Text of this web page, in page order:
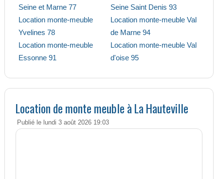
Seine et Marne 77
Location monte-meuble
Yvelines 78
Location monte-meuble
Essonne 91
Seine Saint Denis 93
Location monte-meuble Val
de Marne 94
Location monte-meuble Val
d'oise 95
Location de monte meuble à La Hauteville
Publié le lundi 3 août 2026 19:03